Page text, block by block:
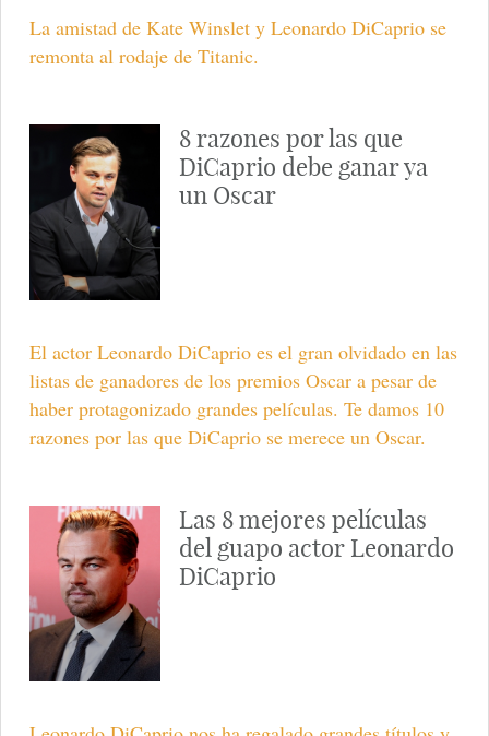
La amistad de Kate Winslet y Leonardo DiCaprio se
remonta al rodaje de Titanic.
8 razones por las que
DiCaprio debe ganar ya
un Oscar
El actor Leonardo DiCaprio es el gran olvidado en las
listas de ganadores de los premios Oscar a pesar de
haber protagonizado grandes películas. Te damos 10
razones por las que DiCaprio se merece un Oscar.
Las 8 mejores películas
del guapo actor Leonardo
DiCaprio